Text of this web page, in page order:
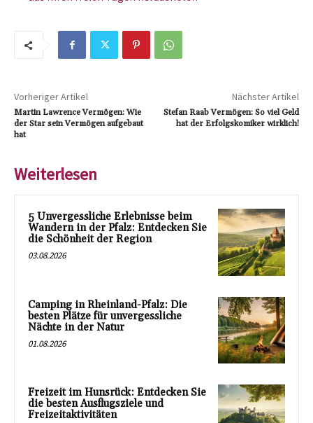
Vorheriger Artikel
Martin Lawrence Vermögen: Wie
der Star sein Vermögen aufgebaut
hat
Nächster Artikel
Stefan Raab Vermögen: So viel Geld
hat der Erfolgskomiker wirklich!
Weiterlesen
5 Unvergessliche Erlebnisse beim
Wandern in der Pfalz: Entdecken Sie
die Schönheit der Region
03.08.2026
Camping in Rheinland-Pfalz: Die
besten Plätze für unvergessliche
Nächte in der Natur
01.08.2026
Freizeit im Hunsrück: Entdecken Sie
die besten Ausflugsziele und
Freizeitaktivitäten